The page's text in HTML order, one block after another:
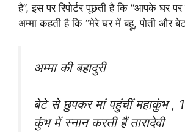
है”, इस पर रिपोर्टर पूछती है कि “आपके घर
अम्मा कहती है कि “मेरे घर में बहू, पोती और
अम्मा की बहादुरी
बेटे से छुपकर मां पहुंचीं महाकुंभ ,
कुंभ में स्नान करती हैं तारादेवी